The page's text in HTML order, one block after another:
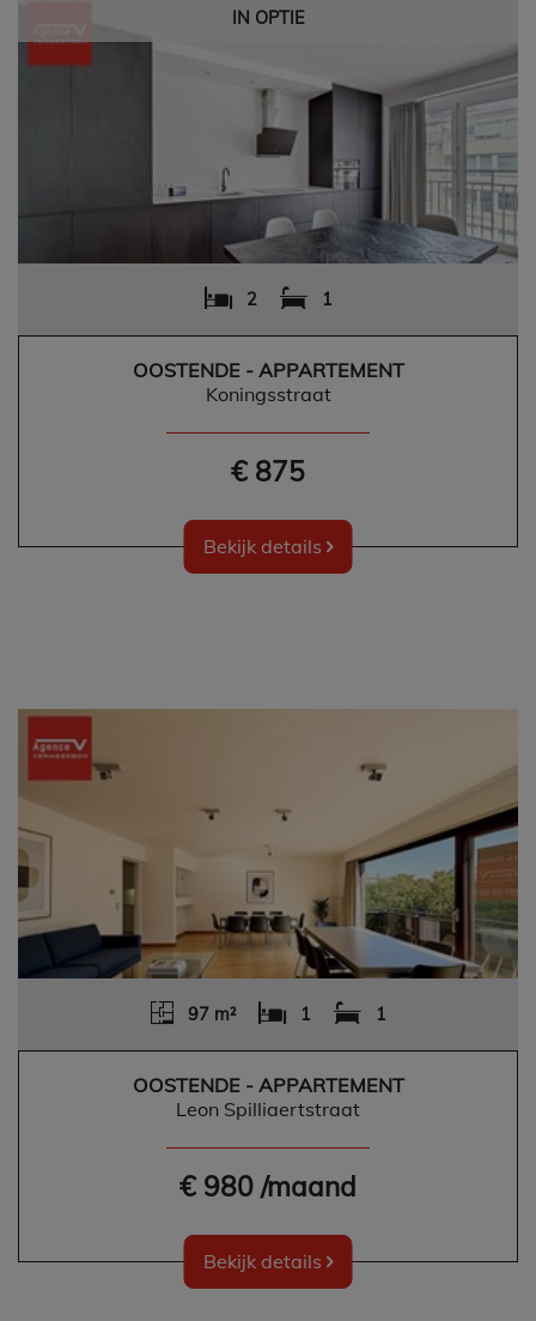
IN OPTIE
2 1
OOSTENDE - APPARTEMENT
Koningsstraat
€ 875
Bekijk details
97 m² 1 1
OOSTENDE - APPARTEMENT
Leon Spilliaertstraat
€ 980 /maand
Bekijk details